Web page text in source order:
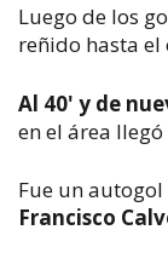
Luego de los
reñido hasta
Al 40' y de
en el área
Fue un
Francisco